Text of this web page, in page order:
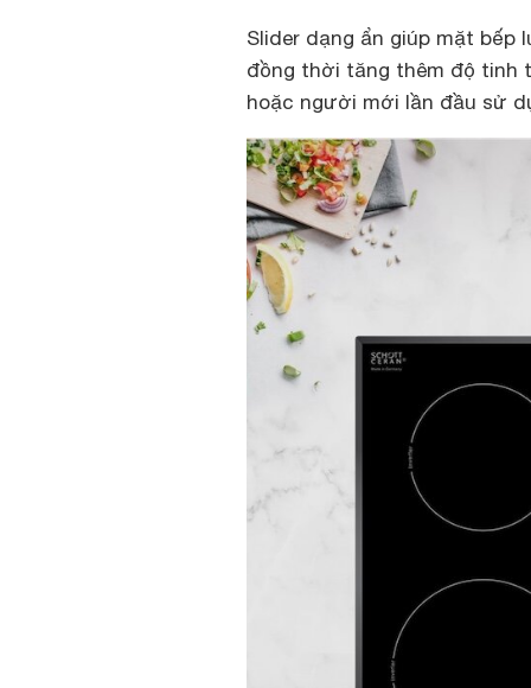
Slider dạng ẩn giúp mặt bếp
đồng thời tăng thêm độ tinh
hoặc người mới lần đầu sử